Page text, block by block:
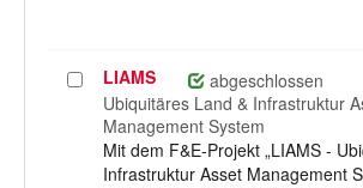
Projekt
auswählen
LIAMS abgeschlossen
Ubiquitäres Land & Infrastruktur
Management System
Mit dem F&E-Projekt „LIAMS -
Infrastruktur Asset Management